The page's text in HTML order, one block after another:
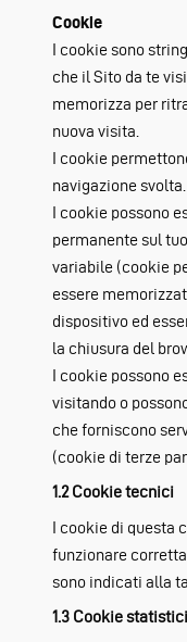
Cookie
I cookie sono
che il Sito da te
memorizza per
nuova visita.
I cookie
navigazione svolta.
I cookie possono
permanente sul
variabile (cookie
essere
dispositivo ed
la chiusura del
I cookie possono
visitando o
che forniscono
(cookie di terze
1.2 Cookie tecnici
I cookie di questa
funzionare
sono indicati alla
1.3 Cookie statistici